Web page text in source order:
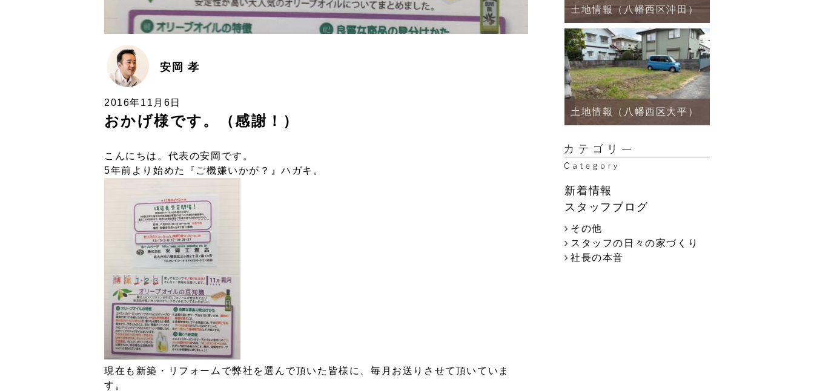
安岡 孝
2016年11月6日
おかげ様です。（感謝！）
こんにちは。代表の安岡です。
5年前より始めた『ご機嫌いかが？』ハガキ。
現在も新築・リフォームで弊社を選んで頂いた皆様に、毎月お送りさせて頂いていま
す。
土地情報（八幡西区沖田）
土地情報（八幡西区大平）
新着情報
スタッフブログ
その他
スタッフの日々の家づくり
社長の本音